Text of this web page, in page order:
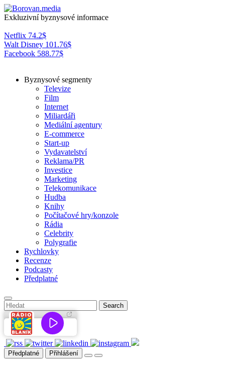
Exkluzivní byznysové informace
Netflix 74.2$
Walt Disney 101.76$
Facebook 588.77$
Byznysové segmenty
Televize
Film
Internet
Miliardáři
Mediální agentury
E-commerce
Start-up
Vydavatelství
Reklama/PR
Investice
Marketing
Telekomunikace
Hudba
Knihy
Počítačové hry/konzole
Rádia
Celebrity
Polygrafie
Rychlovky
Recenze
Podcasty
Předplatné
Předplatné Přihlášení